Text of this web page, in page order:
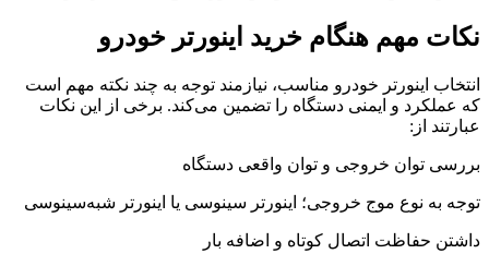
نکات مهم هنگام خرید اینورتر خودرو
انتخاب اینورتر خودرو مناسب، نیازمند توجه به چند نکته مهم است
که عملکرد و ایمنی دستگاه را تضمین می‌کند. برخی از این نکات
عبارتند از:
بررسی توان خروجی و توان واقعی دستگاه
توجه به نوع موج خروجی؛ اینورتر سینوسی یا اینورتر شبه‌سینوسی
داشتن حفاظت اتصال کوتاه و اضافه بار